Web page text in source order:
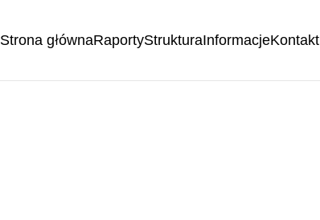
Strona głównaRaportyStrukturaInformacjeKontakt